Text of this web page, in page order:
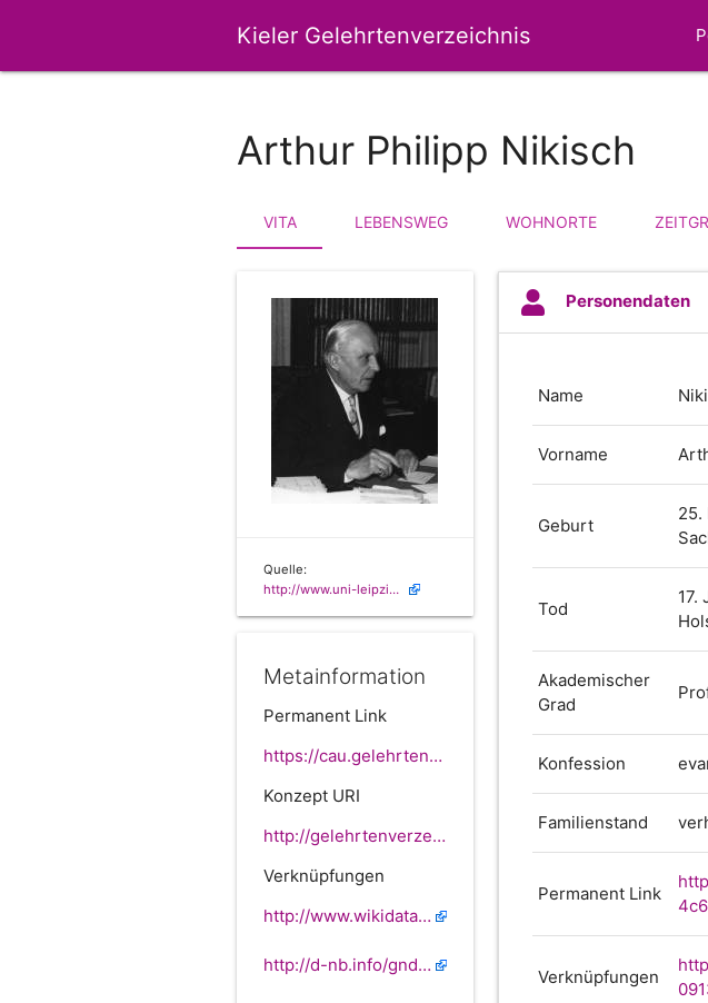
Kieler Gelehrtenverzeichnis
Arthur Philipp Nikisch
VITA LEBENSWEG WOHNORTE
Quelle:
http://www.uni-leipzig.de/unigeschichte/professorenkatalog/pictures/TUD_UA_Nikisch_Arthur.jpg
Metainformation
Permanent Link
https://cau.gelehrtenverzeichnis.de//beac5ccb-573f-b334-d2d7-4d4c60b37572
Konzept URI
http://gelehrtenverzeichnis.de/beac5ccb-573f-b334-d2d7-4d4c60b37572
Verknüpfungen
http://www.wikidata.org/entity/Q710972
http://d-nb.info/gnd/128609133
Personendaten
Name
Vorname
Geburt
25.
Tod
17.
Akademischer
Grad
Konfession
Familienstand
Permanent Link
Verknüpfungen